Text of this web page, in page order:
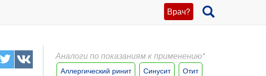
Врач?
Аналоги по показаниям к применению*
Аллергический ринит Синусит Отит